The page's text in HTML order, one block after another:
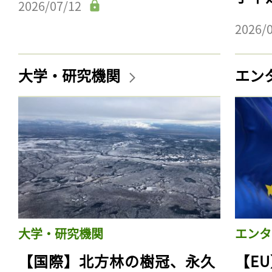
2026/07/12
2026/
大学・研究機関
大学・研究機関
【国際】北方林の樹冠、永久
エン
エン
【